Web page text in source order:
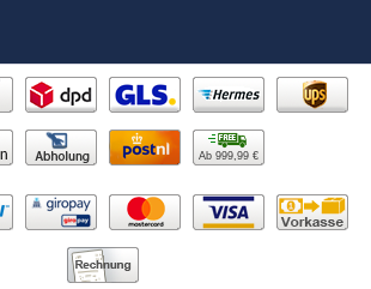
Ab 999,99 €